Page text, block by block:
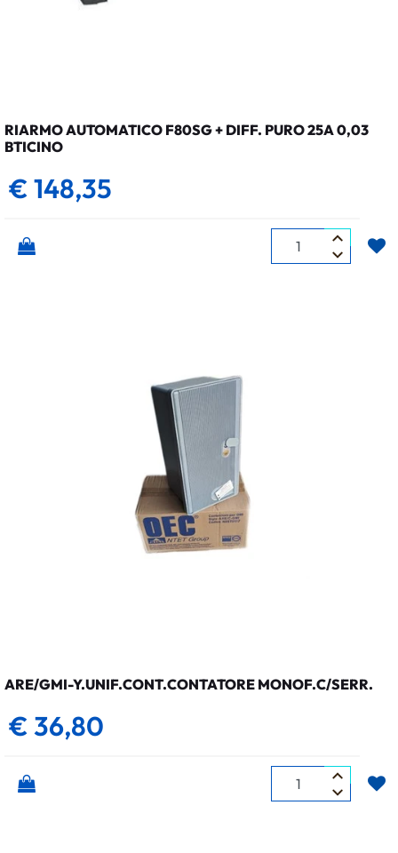
RIARMO AUTOMATICO F80SG + DIFF. PURO 25A 0,03
BTICINO
€ 148,35
Quantità
ARE/GMI-Y.UNIF.CONT.CONTATORE MONOF.C/SERR.
€ 36,80
Quantità